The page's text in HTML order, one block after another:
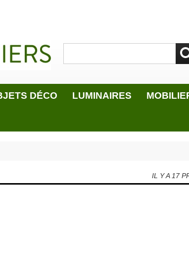
DÉCO LUMINAIRES
IL Y A 17